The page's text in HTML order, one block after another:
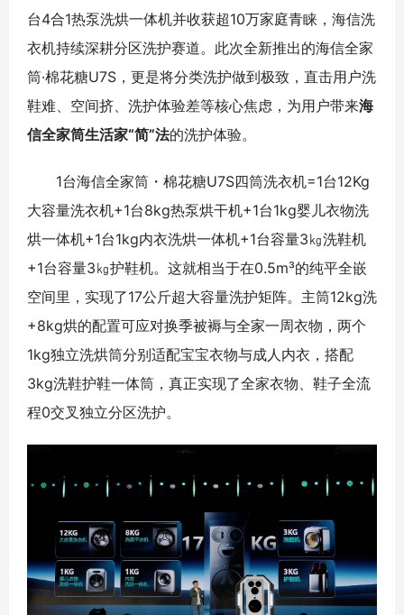
台4合1热泵洗烘一体机并收获超10万家庭青睐，海信洗
衣机持续深耕分区洗护赛道。此次全新推出的海信全家
筒·棉花糖U7S，更是将分类洗护做到极致，直击用户洗
鞋难、空间挤、洗护体验差等核心焦虑，为用户带来海
信全家筒生活家“简”法的洗护体验。
1台海信全家筒・棉花糖U7S四筒洗衣机=1台12Kg
大容量洗衣机+1台8kg热泵烘干机+1台1kg婴儿衣物洗
烘一体机+1台1kg内衣洗烘一体机+1台容量3㎏洗鞋机
+1台容量3㎏护鞋机。这就相当于在0.5m³的纯平全嵌
空间里，实现了17公斤超大容量洗护矩阵。主筒12kg洗
+8kg烘的配置可应对换季被褥与全家一周衣物，两个
1kg独立洗烘筒分别适配宝宝衣物与成人内衣，搭配
3kg洗鞋护鞋一体筒，真正实现了全家衣物、鞋子全流
程0交叉独立分区洗护。